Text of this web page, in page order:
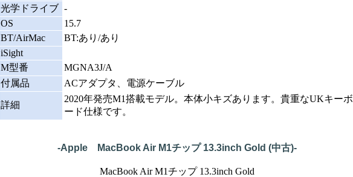
光学ドライブ -
OS
15.7
BT/AirMac
BT:あり/あり
iSight
M型番
MGNA3J/A
付属品
ACアダプタ、電源ケーブル
詳細
2020年発売M1搭載モデル。本体小キズあります。貴重なUKキーボ
ード仕様です。
-Apple MacBook Air M1チップ 13.3inch Gold (中古)-
MacBook Air M1チップ 13.3inch Gold